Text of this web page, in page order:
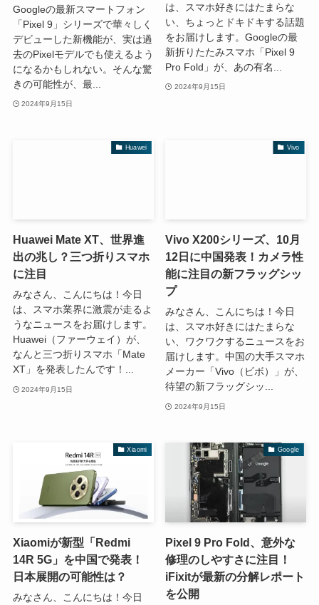
Googleの最新スマートフォン
「Pixel 9」シリーズで華々しく
デビューした新機能が、実は過
去のPixelモデルでも使えるよう
になるかもしれない。そんな驚
きの可能性が、最...
2024年9月15日
は、スマホ好きにはたまらな
い、ちょっとドキドキする話題
をお届けします。Googleの最
新折りたたみスマホ「Pixel 9
Pro Fold」が、あの有名...
2024年9月15日
Huawei
Huawei Mate XT、世界進
出の兆し？三つ折りスマホ
に注目
みなさん、こんにちは！今日
は、スマホ業界に激震が走るよ
うなニュースをお届けします。
Huawei（ファーウェイ）が、
なんと三つ折りスマホ「Mate
XT」を発表したんです！...
2024年9月15日
Vivo
Vivo X200シリーズ、10月
12日に中国発表！カメラ性
能に注目の新フラッグシッ
プ
みなさん、こんにちは！今日
は、スマホ好きにはたまらな
い、ワクワクするニュースをお
届けします。中国の大手スマホ
メーカー「Vivo（ビボ）」が、
待望の新フラッグシッ...
2024年9月15日
Xiaomi
Xiaomiが新型「Redmi
14R 5G」を中国で発表！
日本展開の可能性は？
みなさん、こんにちは！今日
Google
Pixel 9 Pro Fold、意外な
修理のしやすさに注目！
iFixitが最新の分解レポート
を公開